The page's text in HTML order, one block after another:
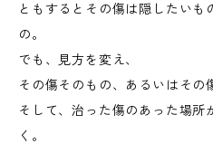
ともするとその傷は隠したいも
の。
でも、見方を変え、
その傷そのもの、あるいはその
そして、治った傷のあった場所
く。